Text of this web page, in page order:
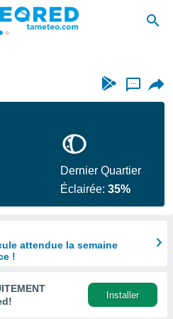
...
Dernier Quartier
Éclairée:35%
attendue la semaine
!
Installer